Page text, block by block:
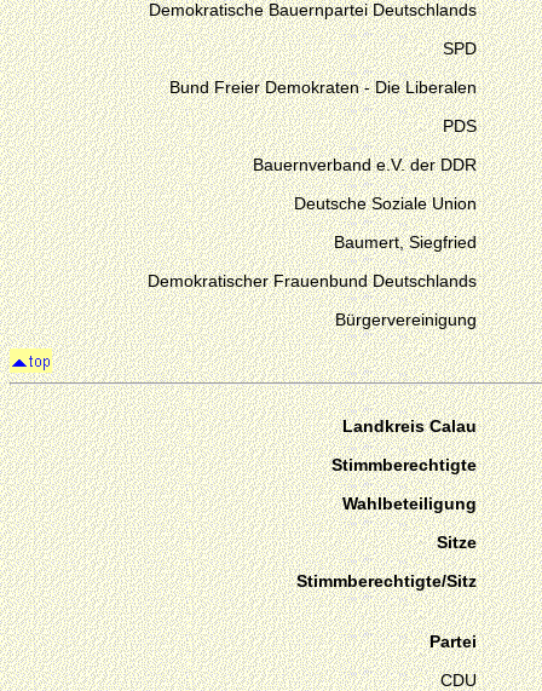
Demokratische Bauernpartei Deutschlands
SPD
Bund Freier Demokraten - Die Liberalen
PDS
Bauernverband e.V. der DDR
Deutsche Soziale Union
Baumert, Siegfried
Demokratischer Frauenbund Deutschlands
Bürgervereinigung
Landkreis Calau
Stimmberechtigte
Wahlbeteiligung
Sitze
Stimmberechtigte/Sitz
Partei
CDU